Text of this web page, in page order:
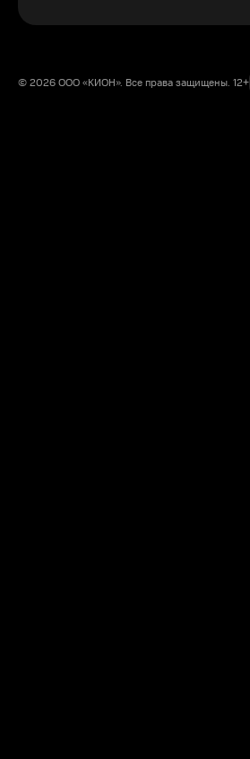
© 2026 ООО «КИОН». Все права защищены. 12+